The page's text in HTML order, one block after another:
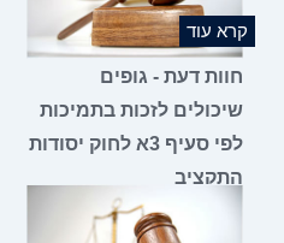
קרא עוד
חוות דעת - גופים
שיכולים לזכות בתמיכות
לפי סעיף 3א לחוק יסודות
התקציב